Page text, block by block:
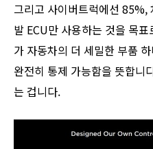
그리고 사이버트럭에선
발 ECU만 사용하는 것을 목
가 자동차의 더 세밀한 부품
완전히 통제 가능함을 뜻합니
는 겁니다.